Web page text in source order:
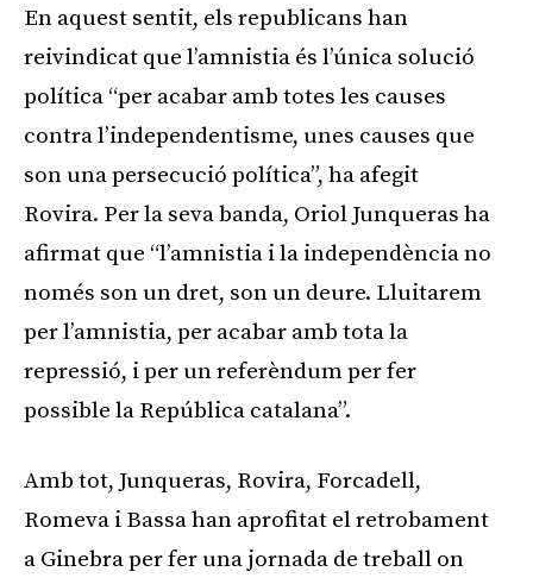
En aquest sentit, els republicans han
reivindicat que l’amnistia és l’única solució
política “per acabar amb totes les causes
contra l’independentisme, unes causes que
son una persecució política”, ha afegit
Rovira. Per la seva banda, Oriol Junqueras ha
afirmat que “l’amnistia i la independència no
només son un dret, son un deure. Lluitarem
per l’amnistia, per acabar amb tota la
repressió, i per un referèndum per fer
possible la República catalana”.
Amb tot, Junqueras, Rovira, Forcadell,
Romeva i Bassa han aprofitat el retrobament
a Ginebra per fer una jornada de treball on